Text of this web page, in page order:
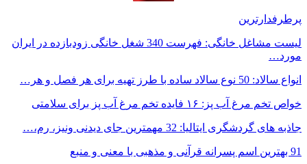
پرطرفدارترین
لیست مشاغل خانگی: فهرست 340 شغل خانگی زودبازده در ایران
مورد…
انواع سالاد: 50 نوع سالاد ساده با طرز تهیه برای هر فصل و هر…
خواص تخم مرغ آب پز: ۱۶ فایده تخم مرغ آب پز برای سلامتی
جاذبه های گردشگری ایتالیا: 32 مهمترین جای دیدنی ونیز، رم،…
91 بهترین اسم پسرانه قرآنی و مذهبی با معنی و منبع